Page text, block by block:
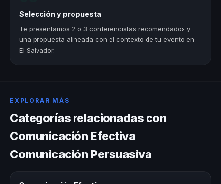
Selección y propuesta
Te presentamos 2 o 3 conferencistas recomendados y
una propuesta alineada con el contexto de tu evento en
El Salvador.
EXPLORAR MÁS
Categorías relacionadas con
Comunicación Efectiva
Comunicación Persuasiva